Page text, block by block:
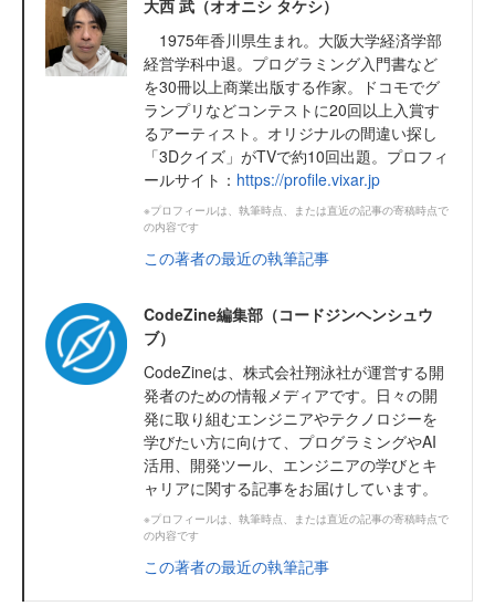
大西 武（オオニシ タケシ）
1975年香川県生まれ。大阪大学経済学部
経営学科中退。プログラミング入門書など
を30冊以上商業出版する作家。ドコモでグ
ランプリなどコンテストに20回以上入賞す
るアーティスト。オリジナルの間違い探し
「3Dクイズ」がTVで約10回出題。プロフィ
ールサイト： https://profile.vixar.jp
※プロフィールは、執筆時点、または直近の記事の寄稿時点で
の内容です
この著者の最近の執筆記事
CodeZine編集部（コードジンヘンシュウ
ブ）
CodeZineは、株式会社翔泳社が運営する開
発者のための情報メディアです。日々の開
発に取り組むエンジニアやテクノロジーを
学びたい方に向けて、プログラミングやAI
活用、開発ツール、エンジニアの学びとキ
ャリアに関する記事をお届けしています。
※プロフィールは、執筆時点、または直近の記事の寄稿時点で
の内容です
この著者の最近の執筆記事